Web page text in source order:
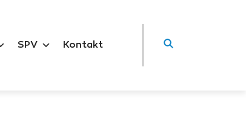
SPV Kontakt